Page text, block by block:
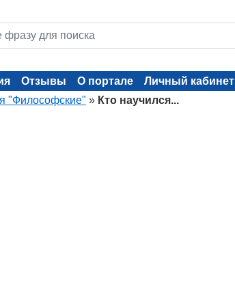
Отзывы О портале
Личный кабинет
"Философские" » Кто научился...